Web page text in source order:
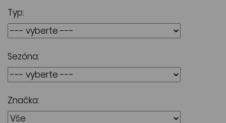
Typ:
Sezóna:
Značka: